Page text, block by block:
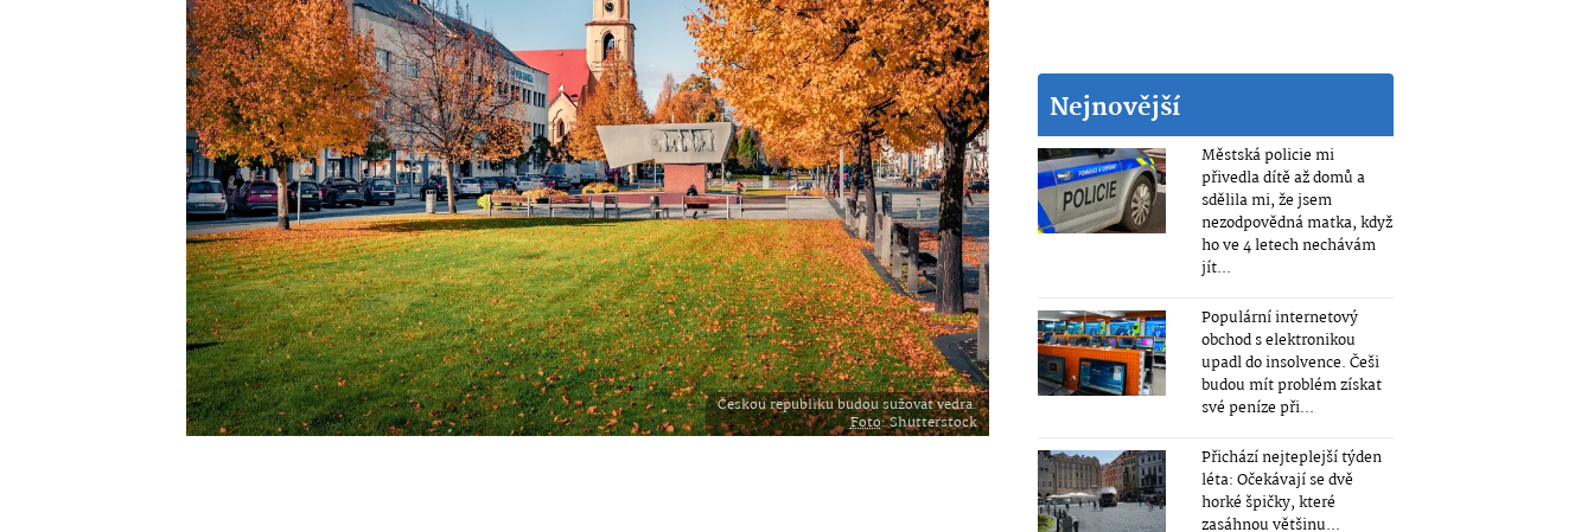
Českou republiku budou sužovat vedra.
Foto: Shutterstock
Nejnovější
Městská policie mi
přivedla dítě až domů a
sdělila mi, že jsem
nezodpovědná matka, když
ho ve 4 letech nechávám
jít...
Populární internetový
obchod s elektronikou
upadl do insolvence. Češi
budou mít problém získat
své peníze při...
Přichází nejteplejší týden
léta: Očekávají se dvě
horké špičky, které
zasáhnou většinu...